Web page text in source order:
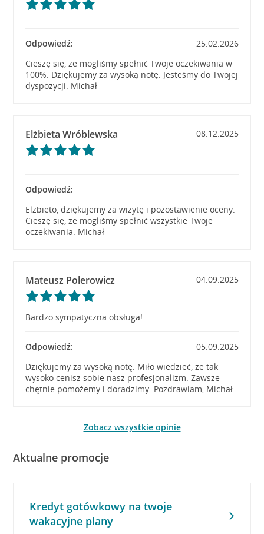
Odpowiedź:
25.02.2026
Cieszę się, że mogliśmy spełnić Twoje oczekiwania w
100%. Dziękujemy za wysoką notę. Jesteśmy do Twojej
dyspozycji. Michał
Elżbieta Wróblewska 08.12.2025
Odpowiedź:
Elżbieto, dziękujemy za wizytę i pozostawienie oceny.
Cieszę się, że mogliśmy spełnić wszystkie Twoje
oczekiwania. Michał
Mateusz Polerowicz 04.09.2025
Bardzo sympatyczna obsługa!
Odpowiedź:
05.09.2025
Dziękujemy za wysoką notę. Miło wiedzieć, że tak
wysoko cenisz sobie nasz profesjonalizm. Zawsze
chętnie pomożemy i doradzimy. Pozdrawiam, Michał
Zobacz wszystkie opinie
Aktualne promocje
Kredyt gotówkowy na twoje
wakacyjne plany